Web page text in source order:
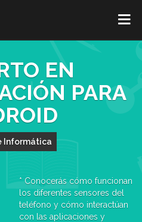
EN
PARA
Informática
* Conocerás cómo funcionan
los diferentes sensores del
teléfono y cómo interactúan
con las aplicaciones y